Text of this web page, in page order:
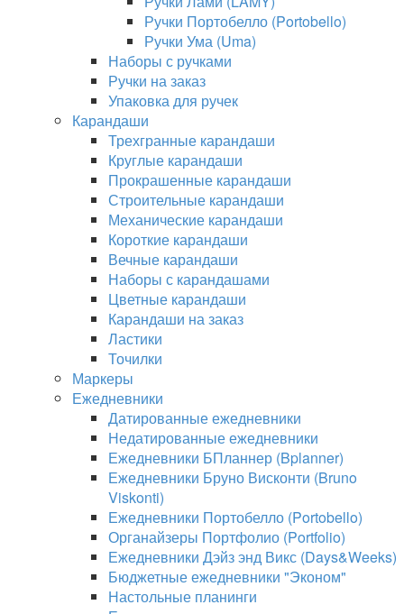
Ручки Портобелло (Portobello)
Ручки Ума (Uma)
Наборы с ручками
Ручки на заказ
Упаковка для ручек
Карандаши
Трехгранные карандаши
Круглые карандаши
Прокрашенные карандаши
Строительные карандаши
Механические карандаши
Короткие карандаши
Вечные карандаши
Наборы с карандашами
Цветные карандаши
Карандаши на заказ
Ластики
Точилки
Маркеры
Ежедневники
Датированные ежедневники
Недатированные ежедневники
Ежедневники БПланнер (Bplanner)
Ежедневники Бруно Висконти (Bruno
Viskonti)
Ежедневники Портобелло (Portobello)
Органайзеры Портфолио (Portfolio)
Ежедневники Дэйз энд Викс (Days&Weeks)
Бюджетные ежедневники "Эконом"
Настольные планинги